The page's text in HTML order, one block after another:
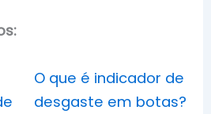
O que é indicador de
desgaste em botas?